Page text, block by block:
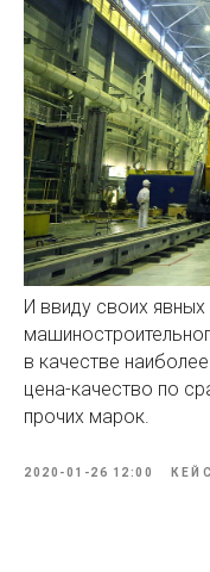
И ввиду своих
в качестве
цена-качество по
прочих марок.
2020-01-26 12:00